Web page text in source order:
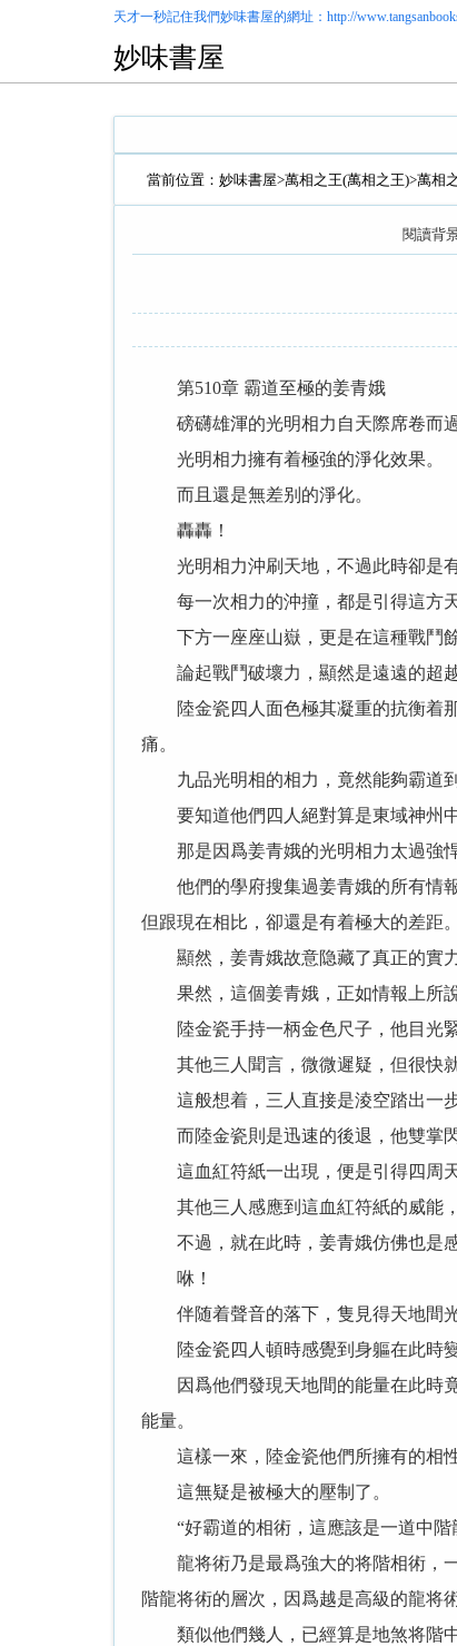
天才一秒記住我們妙味書屋的網址：http://
妙味書屋
當前位置： 妙味書屋>萬相之王(萬相之王)>萬相
閱讀背
第510章 霸道至極的姜青娥
磅礴雄渾的光明相力自天際席卷而過
光明相力擁有着極強的淨化效果。
而且還是無差别的淨化。
轟轟！
光明相力沖刷天地，不過此時卻是有
每一次相力的沖撞，都是引得這方天
下方一座座山嶽，更是在這種戰鬥餘
論起戰鬥破壞力，顯然是遠遠的超越
陸金瓷四人面色極其凝重的抗衡着那
痛。
九品光明相的相力，竟然能夠霸道到
要知道他們四人絕對算是東域神州中
那是因爲姜青娥的光明相力太過強悍
他們的學府搜集過姜青娥的所有情報
但跟現在相比，卻還是有着極大的差距。
顯然，姜青娥故意隐藏了真正的實力
果然，這個姜青娥，正如情報上所說
陸金瓷手持一柄金色尺子，他目光緊
其他三人聞言，微微遲疑，但很快就
這般想着，三人直接是淩空踏出一步
而陸金瓷則是迅速的後退，他雙掌閃
這血紅符紙一出現，便是引得四周天
其他三人感應到這血紅符紙的威能，
不過，就在此時，姜青娥仿佛也是感
咻！
伴随着聲音的落下，隻見得天地間光
陸金瓷四人頓時感覺到身軀在此時變
因爲他們發現天地間的能量在此時竟
能量。
這樣一來，陸金瓷他們所擁有的相性
這無疑是被極大的壓制了。
“好霸道的相術，這應該是一道中階
龍将術乃是最爲強大的将階相術，一
階龍将術的層次，因爲越是高級的龍将
類似他們幾人，已經算是地煞将階中